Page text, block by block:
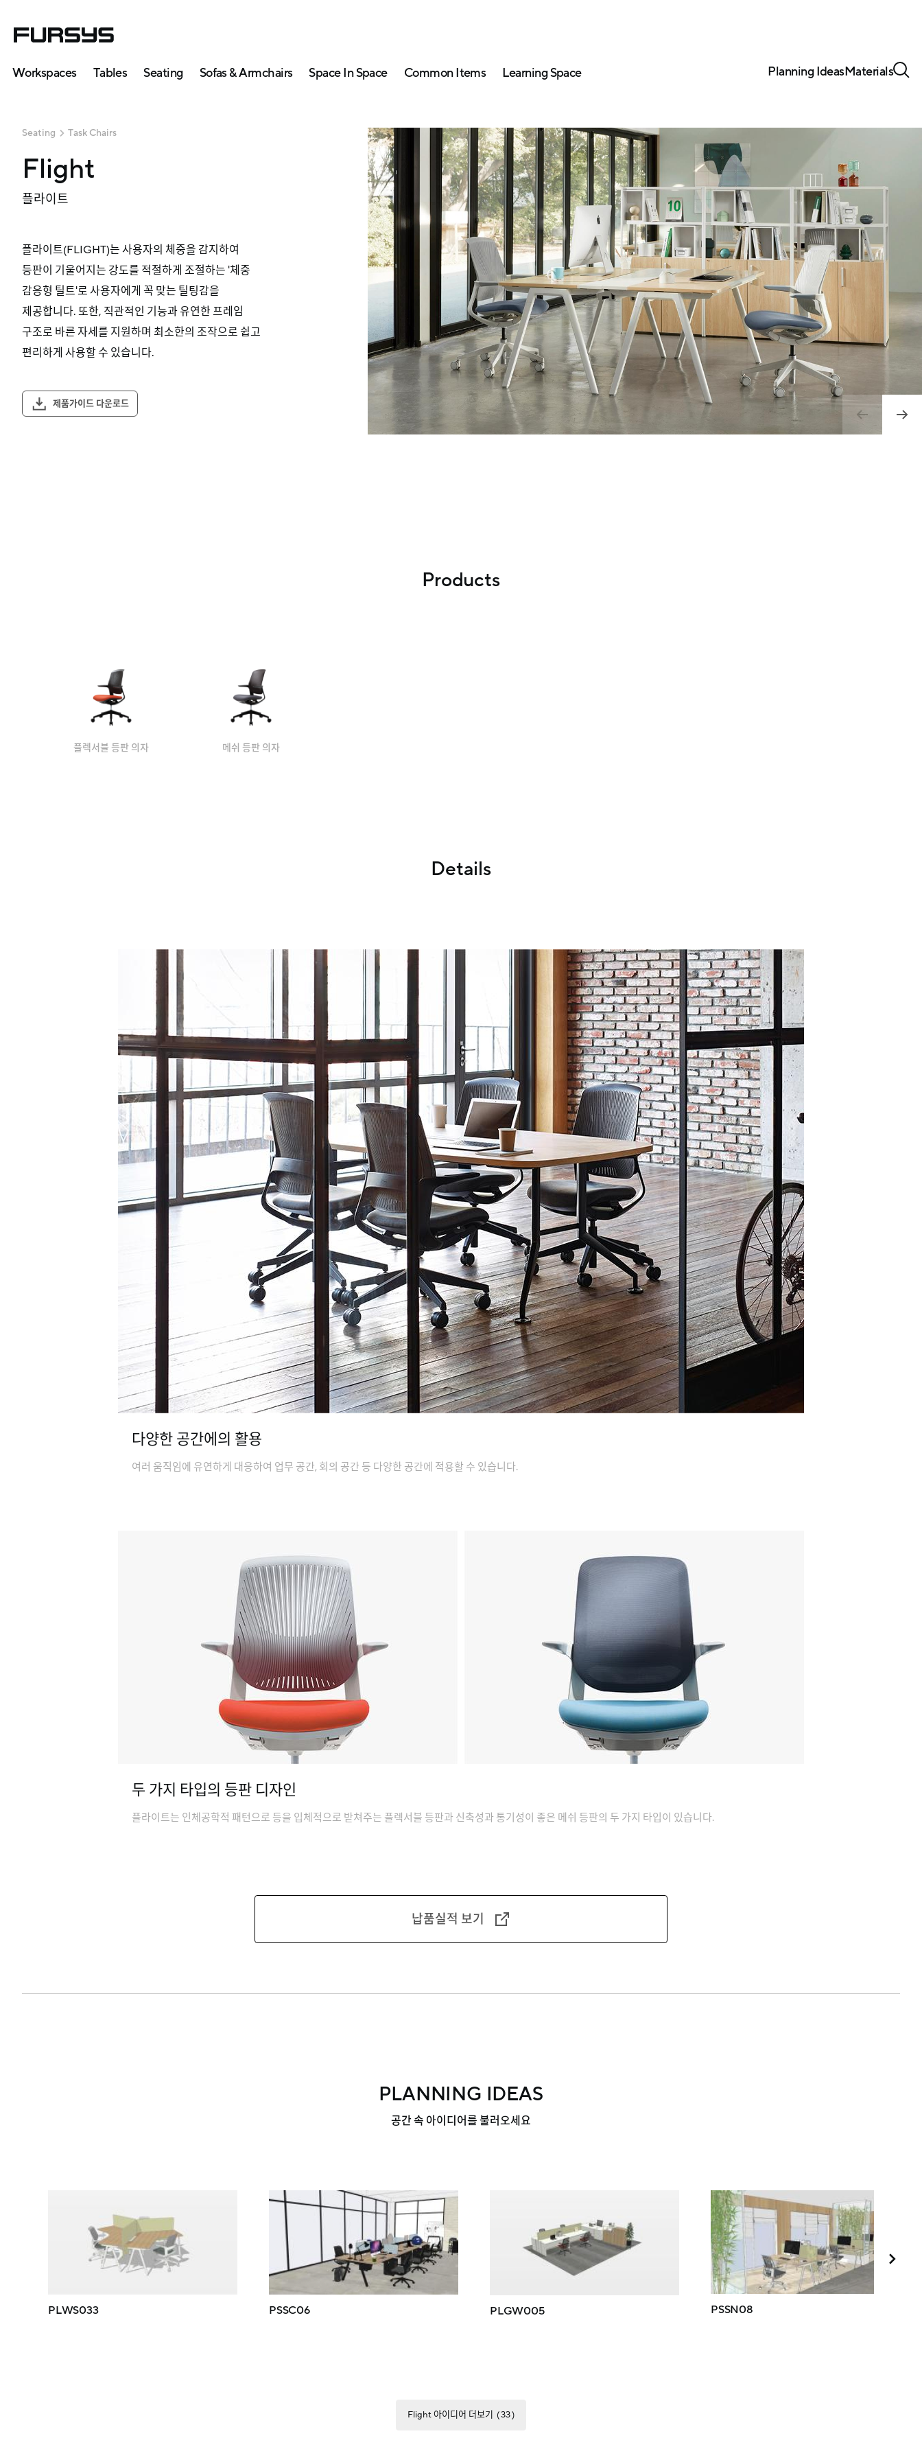
Workspaces Tables Seating Sofas & Armchairs Space In Space Common Items Learning Space Planning IdeasMaterials
Seating Task Chairs
Flight
플라이트
플라이트(FLIGHT)는 사용자의 체중을 감지하여
등판이 기울어지는 강도를 적절하게 조절하는 '체중
감응형 틸트'로 사용자에게 꼭 맞는 틸팅감을
제공합니다. 또한, 직관적인 기능과 유연한 프레임
구조로 바른 자세를 지원하며 최소한의 조작으로 쉽고
편리하게 사용할 수 있습니다.
제품가이드 다운로드
Products
플렉서블 등판 의자 메쉬 등판 의자
Details
다양한 공간에의 활용
여러 움직임에 유연하게 대응하여 업무 공간, 회의 공간 등 다양한 공간에 적용할 수 있습니다.
두 가지 타입의 등판 디자인
플라이트는 인체공학적 패턴으로 등을 입체적으로 받쳐주는 플렉서블 등판과 신축성과 통기성이 좋은 메쉬 등판의 두 가지 타입이 있습니다.
납품실적 보기
PLANNING IDEAS
공간 속 아이디어를 불러오세요
PLWS033 PSSC06 PLGW005 PSSN08
Flight 아이디어 더보기 33